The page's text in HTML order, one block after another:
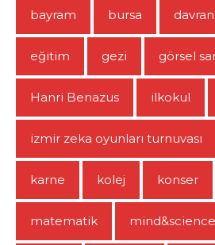
bayram bursa
eğitim gezi görsel
Hanri Benazus ilkokul
izmir zeka oyunları turnuvası
karne kolej konser
matematik mind&science